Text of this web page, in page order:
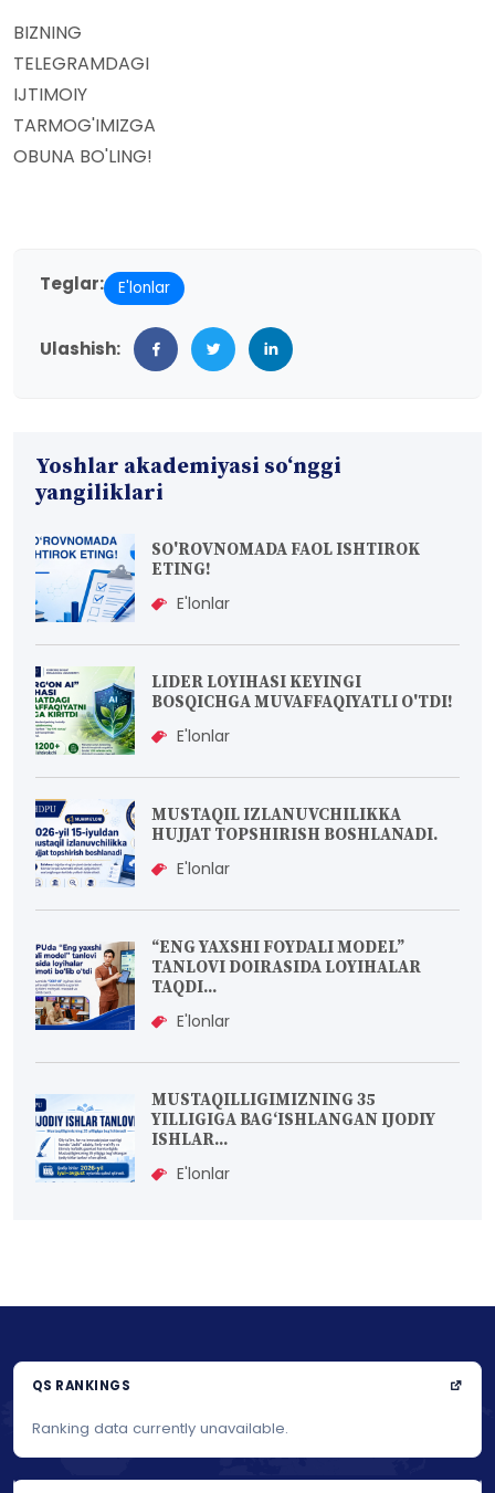
BIZNING
TELEGRAMDAGI
IJTIMOIY
TARMOG'IMIZGA
OBUNA BO'LING!
Teglar: E'lonlar
Ulashish:
Yoshlar akademiyasi so‘nggi
yangiliklari
SO'ROVNOMADA FAOL ISHTIROK
ETING!
E'lonlar
LIDER LOYIHASI KEYINGI
BOSQICHGA MUVAFFAQIYATLI O'TDI!
E'lonlar
MUSTAQIL IZLANUVCHILIKKA
HUJJAT TOPSHIRISH BOSHLANADI.
E'lonlar
“ENG YAXSHI FOYDALI MODEL”
TANLOVI DOIRASIDA LOYIHALAR
TAQDI...
E'lonlar
MUSTAQILLIGIMIZNING 35
YILLIGIGA BAG‘ISHLANGAN IJODIY
ISHLAR...
E'lonlar
QS RANKINGS
Ranking data currently unavailable.